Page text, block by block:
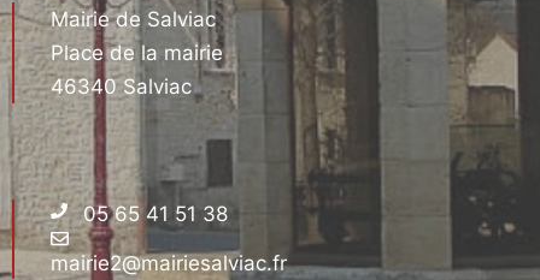
Mairie de Salviac
Place de la mairie
46340 Salviac
05 65 41 51 38
mairie2@mairiesalviac.fr